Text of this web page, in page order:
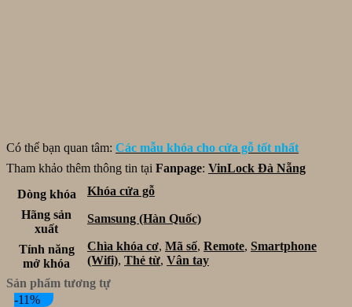
Có thể bạn quan tâm: Các mẫu khóa cho cửa gỗ tốt nhất
Tham khảo thêm thông tin tại Fanpage: VinLock Đà Nẵng
Dòng khóa
Khóa cửa gỗ
Hãng sản
xuất
Samsung (Hàn Quốc)
Tính năng
mở khóa
Chìa khóa cơ, Mã số, Remote, Smartphone
(Wifi), Thẻ từ, Vân tay
Sản phẩm tương tự
-11%